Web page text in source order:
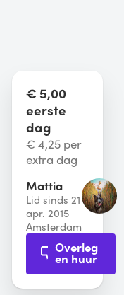
€ 5,00
eerste
dag
€ 4,25 per
extra dag
Mattia
Lid sinds 21
apr. 2015
Amsterdam
Overleg
en huur